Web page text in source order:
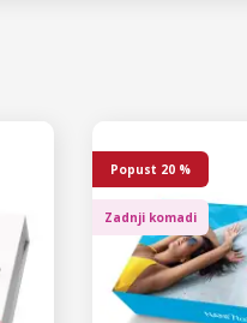
Popust 20 %
Zadnji komadi